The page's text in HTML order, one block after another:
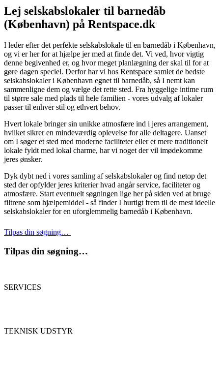
Lej selskabslokaler til barnedåb
(København) på Rentspace.dk
I leder efter det perfekte selskabslokale til en barnedåb i København,
og vi er her for at hjælpe jer med at finde det. Vi ved, hvor vigtig
denne begivenhed er, og hvor meget planlægning der skal til for at
gøre dagen speciel. Derfor har vi hos Rentspace samlet de bedste
selskabslokaler i København egnet til barnedåb, så I nemt kan
sammenligne dem og vælge det rette sted. Fra hyggelige intime rum
til større sale med plads til hele familien - vores udvalg af lokaler
passer til enhver stil og ethvert behov.
Hvert lokale bringer sin unikke atmosfære ind i jeres arrangement,
hvilket sikrer en mindeværdig oplevelse for alle deltagere. Uanset
om I søger et sted med moderne faciliteter eller et mere traditionelt
lokale fyldt med lokal charme, har vi noget der vil imødekomme
jeres ønsker.
Dyk dybt ned i vores samling af selskabslokaler og find netop det
sted der opfylder jeres kriterier hvad angår service, faciliteter og
atmosfære. Start eventuelt søgningen lige her på siden ved at bruge
filtrene som hjælpemiddel - så finder I hurtigt frem til de mest ideelle
selskabslokaler for en uforglemmelig barnedåb i København.
Tilpas din søgning…
Tilpas din søgning…
SERVICES
TEKNISK UDSTYR